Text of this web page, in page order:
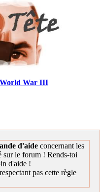
World War III
d'aide concernant les
sur le forum ! Rends-toi
d'aide !
pas cette règle